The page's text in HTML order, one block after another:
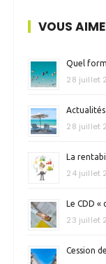
VOUS
Quel
28 juillet
Actualités
28 juillet
La
24 juillet
Le CDD «
23 juillet
Cession